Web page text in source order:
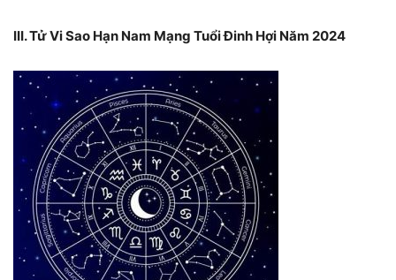
III. Tử Vi Sao Hạn Nam Mạng Tuổi Đinh Hợi Năm 2024